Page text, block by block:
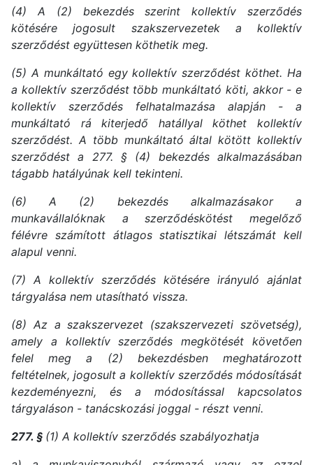
(4) A (2) bekezdés szerint kollektív szerződés
kötésére jogosult szakszervezetek a kollektív
szerződést együttesen köthetik meg.
(5) A munkáltató egy kollektív szerződést köthet. Ha
a kollektív szerződést több munkáltató köti, akkor - e
kollektív szerződés felhatalmazása alapján - a
munkáltató rá kiterjedő hatállyal köthet kollektív
szerződést. A több munkáltató által kötött kollektív
szerződést a 277. § (4) bekezdés alkalmazásában
tágabb hatályúnak kell tekinteni.
(6) A (2) bekezdés alkalmazásakor a
munkavállalóknak a szerződéskötést megelőző
félévre számított átlagos statisztikai létszámát kell
alapul venni.
(7) A kollektív szerződés kötésére irányuló ajánlat
tárgyalása nem utasítható vissza.
(8) Az a szakszervezet (szakszervezeti szövetség),
amely a kollektív szerződés megkötését követően
felel meg a (2) bekezdésben meghatározott
feltételnek, jogosult a kollektív szerződés módosítását
kezdeményezni, és a módosítással kapcsolatos
tárgyaláson - tanácskozási joggal - részt venni.
277. § (1) A kollektív szerződés szabályozhatja